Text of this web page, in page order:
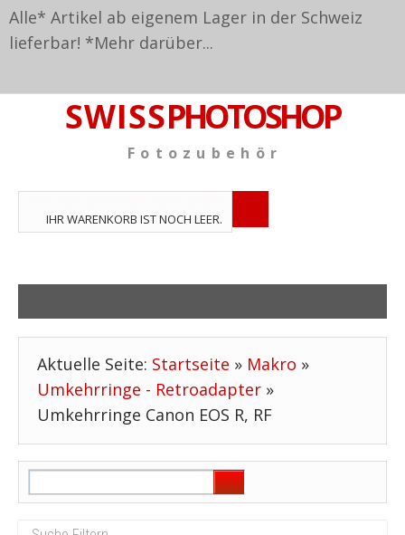
Alle* Artikel ab eigenem Lager in der Schweiz
lieferbar! *Mehr darüber...
S W I S SPHOTOSHOP
F o t o z u b e h ö r
IHR WARENKORB IST NOCH LEER.
Aktuelle Seite: Startseite » Makro »
Umkehrringe - Retroadapter »
Umkehrringe Canon EOS R, RF